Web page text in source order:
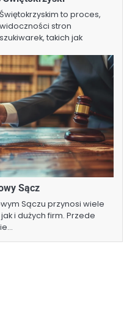
to proces,
stron
takich jak
Sącz
Sączu przynosi wiele
i dużych firm. Przede